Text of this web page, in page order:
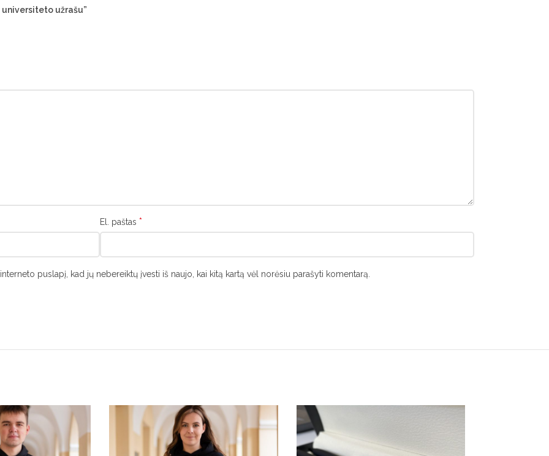
užrašu”
El. paštas *
puslapį, kad jų nebereiktų įvesti iš naujo, kai kitą kartą vėl norėsiu parašyti komentarą.